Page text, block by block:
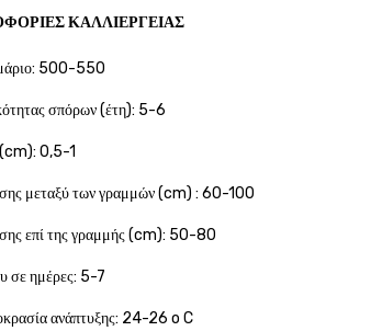
ΚΑΛΛΙΈΡΓΕΙΑΣ
500-550
σπόρων (έτη): 5-6
0,5-1
μεταξύ των γραμμών (cm) : 60-100
επί της γραμμής (cm): 50-80
σε ημέρες: 5-7
ανάπτυξης: 24-26 o C